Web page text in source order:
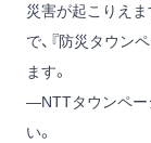
災害が起こりえ
で、『防災タウン
ます。
―NTTタウンペー
い。